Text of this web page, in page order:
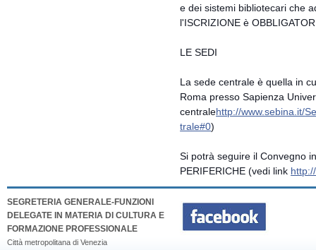
e dei sistemi bibliotecari che
l'ISCRIZIONE è
LE SEDI
La sede centrale è quella in
Roma presso Sapienza
centralehttp://www.sebina.it/
trale#0)
Si potrà seguire il Convegno
PERIFERICHE (vedi link
SEGRETERIA GENERALE-FUNZIONI
DELEGATE IN MATERIA DI CULTURA E
FORMAZIONE PROFESSIONALE
Città metropolitana di Venezia